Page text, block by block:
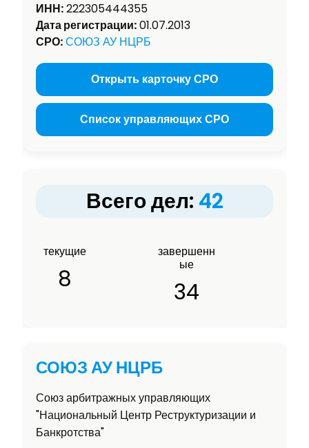
ИНН:222305444355
Дата регистрации:01.07.2013
СРО:СОЮЗ АУ НЦРБ
Открыть карточку СРО
Список управляющих СРО
Всего дел: 42
текущие
8
завершенн
ые
34
СОЮЗ АУ НЦРБ
Союз арбитражных управляющих
"Национальный Центр Реструктуризации и
Банкротства"